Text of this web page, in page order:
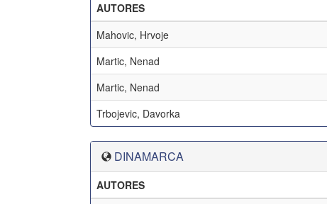
AUTORES
Mahovic, Hrvoje
Martic, Nenad
Martic, Nenad
Trbojevic, Davorka
DINAMARCA
AUTORES